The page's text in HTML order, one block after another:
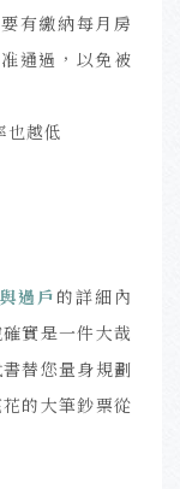
有繳納每月房
通過，以免被
也越低
過戶 的詳細內
實是一件大哉
替您量身規劃
的大筆鈔票從